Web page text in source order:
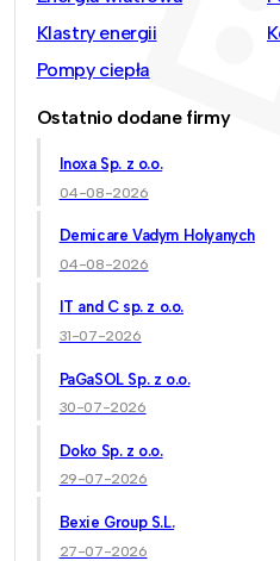
Klastry energii
Pompy ciepła
Ostatnio dodane firmy
Inoxa Sp. z o.o.
04-08-2026
Demicare Vadym Holyanych
04-08-2026
IT and C sp. z o.o.
31-07-2026
PaGaSOL Sp. z o.o.
30-07-2026
Doko Sp. z o.o.
29-07-2026
Bexie Group S.L.
27-07-2026